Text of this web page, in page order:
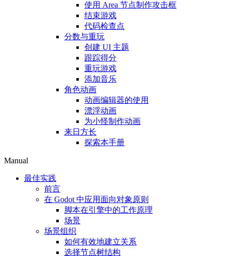
使用 Area 节点制作攻击框
结束游戏
代码检查点
分数与重玩
创建 UI 主题
跟踪得分
重玩游戏
添加音乐
角色动画
动画编辑器的使用
漂浮动画
为小怪制作动画
来日方长
探索本手册
Manual
最佳实践
前言
在 Godot 中应用面向对象原则
脚本在引擎中的工作原理
场景
场景组织
如何有效地建立关系
选择节点树结构